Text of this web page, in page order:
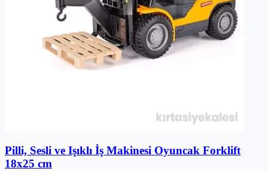
Pilli, Sesli ve Işıklı İş Makinesi Oyuncak Forklift
18x25 cm